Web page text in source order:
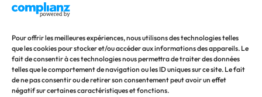
Pour offrir les meilleures expériences, nous utilisons des technologies telles
que les cookies pour stocker et/ou accéder aux informations des appareils. Le
fait de consentir à ces technologies nous permettra de traiter des données
telles que le comportement de navigation ou les ID uniques sur ce site. Le fait
de ne pas consentir ou de retirer son consentement peut avoir un effet
négatif sur certaines caractéristiques et fonctions.
CGV – POLITIQUES DE CONFIDENTIALITÉ –
S.A.V POLITIQUE DE RETOUR ET DE
REMBOURSEMENT
CONTACTEZ-NOUS
Suivez nos actualités en vous abonnant à nos réseaux